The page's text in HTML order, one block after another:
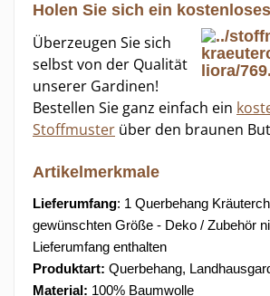
Holen Sie sich ein
Überzeugen Sie sich
selbst von der Qualität
unserer Gardinen!
Bestellen Sie ganz einfach ein
Stoffmuster über den braunen
Artikelmerkmale
Lieferumfang: 1 Querbehang
gewünschten Größe - Deko / Zubehör
Lieferumfang enthalten
Produktart: Querbehang,
Material: 100% Baumwolle